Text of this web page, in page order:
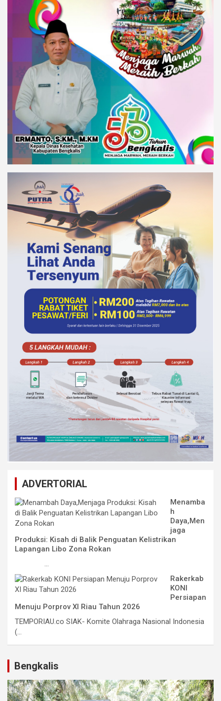
ADVERTORIAL
Menamba
h
Daya,Men
jaga
Produksi: Kisah di Balik Penguatan Kelistrikan
Lapangan Libo Zona Rokan
...
Rakerkab
KONI
Persiapan
Menuju Porprov XI Riau Tahun 2026
TEMPORIAU.co SIAK- Komite Olahraga Nasional Indonesia
(...
Bengkalis